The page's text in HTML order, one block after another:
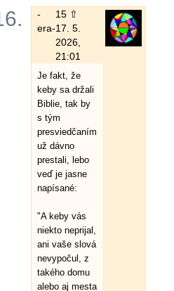
-
era-
15 ⇧
17. 5.
2026,
21:01
Je fakt, že
keby sa držali
Biblie, tak by
s tým
presviedčaním
už dávno
prestali, lebo
veď je jasne
napísané:
"A keby vás
niekto neprijal,
ani vaše slová
nevypočul, z
takého domu
alebo aj mesta